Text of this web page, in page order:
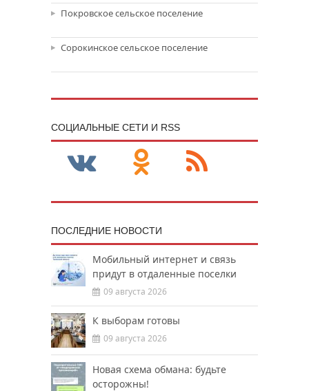
Покровское сельское поселение
Сорокинское сельское поселение
CОЦИАЛЬНЫЕ СЕТИ И RSS
ПОСЛЕДНИЕ НОВОСТИ
Мобильный интернет и связь
придут в отдаленные поселки
09 августа 2026
К выборам готовы
09 августа 2026
Новая схема обмана: будьте
осторожны!